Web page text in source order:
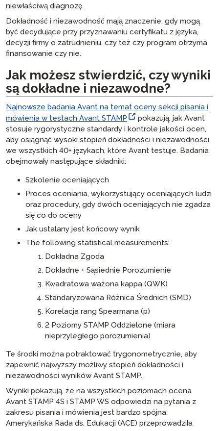
niewłaściwą diagnozę.
Dokładność i niezawodność mają znaczenie, gdy mogą
być decydujące przy przyznawaniu certyfikatu z języka,
decyzji firmy o zatrudnieniu, czy też czy program otrzyma
finansowanie czy nie.
Jak możesz stwierdzić, czy wyniki
są dokładne i niezawodne?
Najnowsze badania Avant na temat oceny sekcji pisania i
mówienia w testach Avant STAMP
pokazują, jak Avant
stosuje rygorystyczne standardy i kontrole jakości ocen,
aby osiągnąć wysoki stopień dokładności i niezawodności
we wszystkich 40+ językach, które Avant testuje. Badania
obejmowały następujące składniki:
Szkolenie oceniających
Proces oceniania, wykorzystujący oceniających ludzi
oraz procedury, gdy dwóch oceniających nie zgadza
się co do oceny
Jak ustalany jest końcowy wynik
The following statistical measurements:
Dokładna Zgoda
Dokładne + Sąsiednie Porozumienie
Kwadratowa ważona kappa (QWK)
Standaryzowana Różnica Średnich (SMD)
Korelacja rang Spearmana (p)
2 Poziomy STAMP Oddzielone (miara
nieprzyległego porozumienia)
Te środki można potraktować trygonometrycznie, aby
zapewnić najwyższy możliwy stopień dokładności i
niezawodności wyników Avant STAMP.
Wyniki pokazują, że na wszystkich poziomach ocena
Avant STAMP 4S i STAMP WS odpowiedzi na pytania z
zakresu pisania i mówienia jest bardzo spójna.
Amerykańska Rada ds. Edukacji (ACE) przeprowadziła